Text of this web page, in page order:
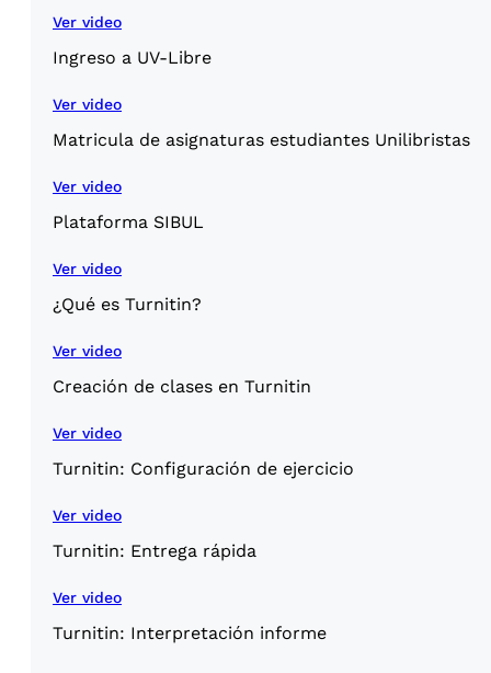
Ver video
Ingreso a UV-Libre
Ver video
Matricula de asignaturas estudiantes Unilibristas
Ver video
Plataforma SIBUL
Ver video
¿Qué es Turnitin?
Ver video
Creación de clases en Turnitin
Ver video
Turnitin: Configuración de ejercicio
Ver video
Turnitin: Entrega rápida
Ver video
Turnitin: Interpretación informe